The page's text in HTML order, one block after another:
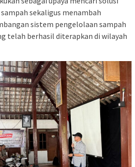
sekaligus menambah
sistem pengelolaan sampah
telah berhasil diterapkan di wilayah